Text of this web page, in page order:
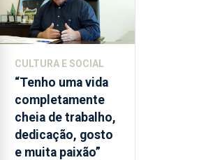
CULTURA E SOCIAL
“Tenho uma vida
completamente
cheia de trabalho,
dedicação, gosto
e muita paixão”